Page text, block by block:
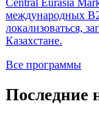
Central Eurasia
международных
локализоваться,
Казахстане.
Все программы
Последние